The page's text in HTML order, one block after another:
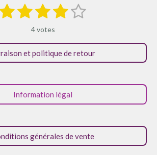
1 2
t
o
l
e
s
3
é
t
o
l
e
s
4
é
t
o
l
e
s
5
t
o
l
e
s
y
e
r
é
a
a
t
i
4 votes
et politique de retour
Information légal
générales de vente